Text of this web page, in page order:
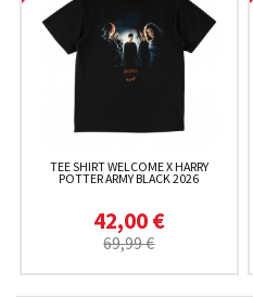
TEE SHIRT WELCOME X HARRY
POTTER ARMY BLACK 2026
42,00 €
69,99 €